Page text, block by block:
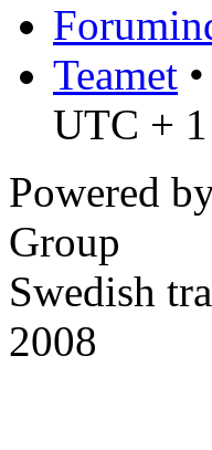
Teamet •
UTC +
Powered
Group
Swedish
2008